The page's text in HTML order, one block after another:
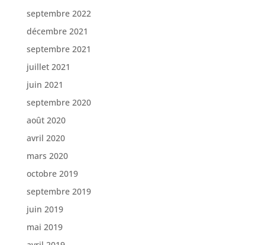
septembre 2022
décembre 2021
septembre 2021
juillet 2021
juin 2021
septembre 2020
août 2020
avril 2020
mars 2020
octobre 2019
septembre 2019
juin 2019
mai 2019